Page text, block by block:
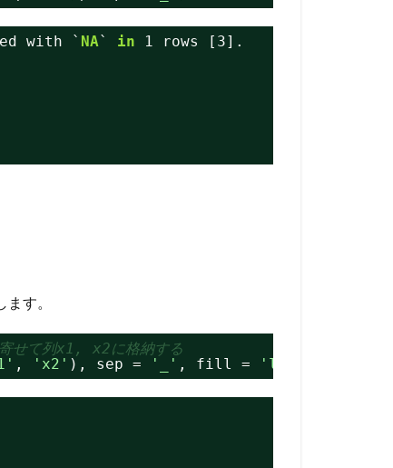
with ` NA` in
1 rows [3].
ます。
せて列x1, x2に格納する
, 'x2' ), sep = '_' , fill = 'left'